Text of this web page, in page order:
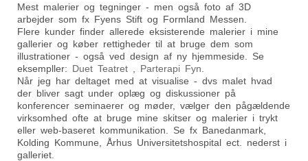
Mest malerier og tegninger - men også foto af 3D
arbejder som fx Fyens Stift og Formland Messen.
Flere kunder finder allerede eksisterende malerier i mine
gallerier og køber rettigheder til at bruge dem som
illustrationer - også ved design af ny hjemmeside. Se
eksempller: Duet Teatret Parterapi Fyn
Når jeg har deltaget med at visualise - dvs malet hvad
der bliver sagt under oplæg og diskussioner på
konferencer seminaerer og møder, vælger den pågældende
virksomhed ofte at bruge mine skitser og malerier i trykt
eller web-baseret kommunikation. Se fx Banedanmark,
Kolding Kommune, Århus Universitetshospital ect. nederst i
galleriet.